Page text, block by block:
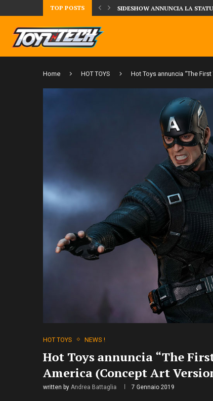
TOP POSTS
DELLA CRRATURA DELLA LAGUNA...DAL MONDO DEGLI X-MEN
Home HOT TOYS Hot Toys annuncia “The
HOT TOYS NEWS !
Hot Toys annuncia “The
America (Concept Art
written by Andrea Battaglia 7 Gennaio 2019